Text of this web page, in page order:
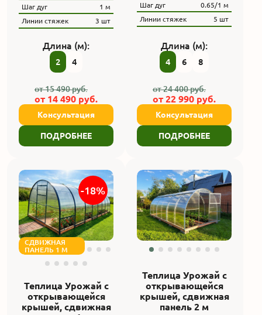
Шаг дуг
1 м
Линии стяжек
3 шт
Длина (м):
2 4
от15 490руб.
от 14 490 руб.
Консультация
ПОДРОБНЕЕ
Шаг дуг
0.65/1 м
Линии стяжек
5 шт
Длина (м):
4 6 8
от24 400руб.
от 22 990 руб.
Консультация
ПОДРОБНЕЕ
СДВИЖНАЯ
ПАНЕЛЬ 1 М
-18%
Теплица Урожай с
открывающейся
крышей, сдвижная
Теплица Урожай с
открывающейся
крышей, сдвижная
панель 2 м